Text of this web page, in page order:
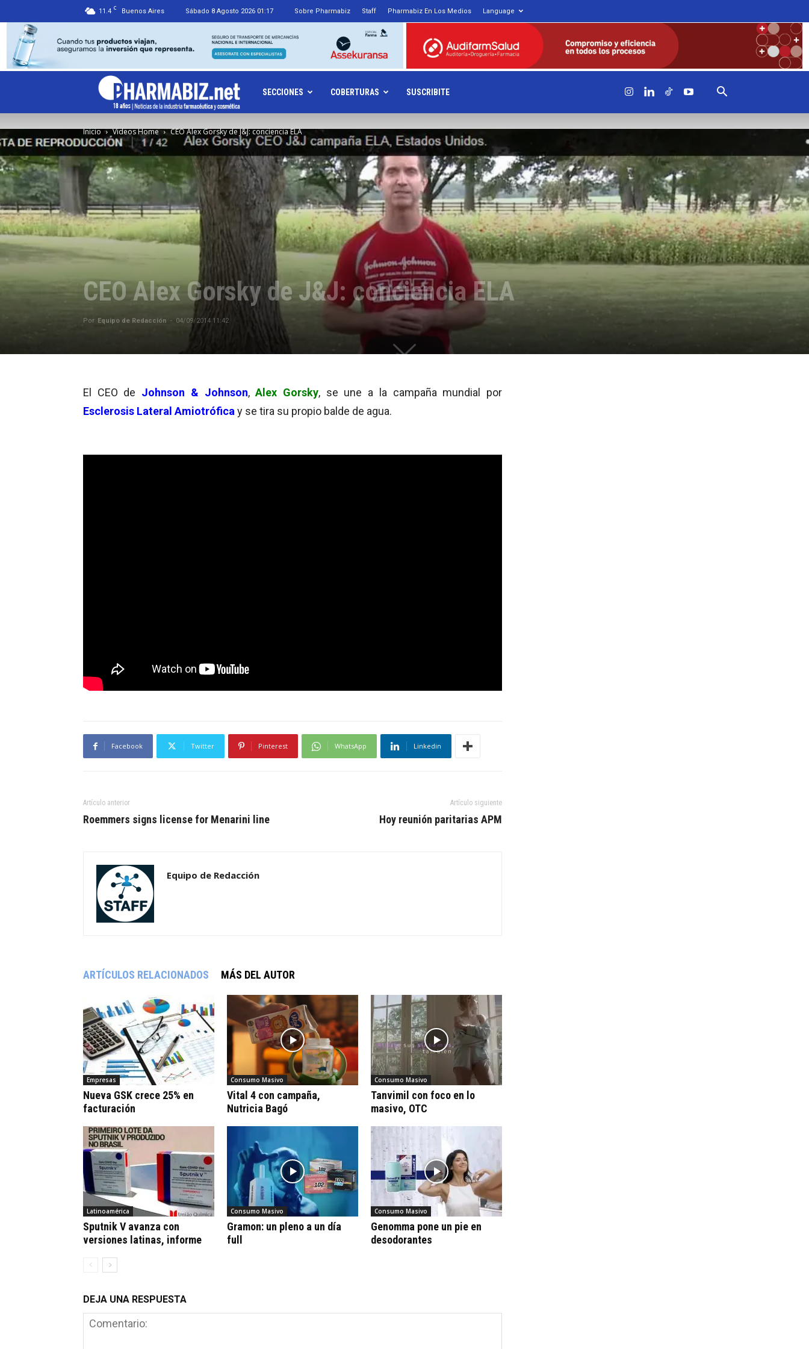
11.4 C Buenos Aires Sábado 8 Agosto 2026 01:17 Sobre Pharmabiz Staff Pharmabiz En Los Medios Language
Pharmabiz.NET
SECCIONES COBERTURAS SUSCRIBITE
Inicio Videos Home CEO Alex Gorsky de J&J: conciencia ELA
CEO Alex Gorsky de J&J: conciencia ELA
Por Equipo de Redacción - 04/09/2014 11:42
El CEO de Johnson & Johnson,Alex Gorsky, se une a la campaña mundial por
Esclerosis Lateral Amiotrófica y se tira su propio balde de agua.
Facebook Twitter Pinterest WhatsApp Linkedin
Artículo anterior
Roemmers signs license for Menarini line
Artículo siguiente
Hoy reunión paritarias APM
Equipo de Redacción
ARTÍCULOS RELACIONADOS MÁS DEL AUTOR
Empresas
Nueva GSK crece 25% en
facturación
Consumo Masivo
Vital 4 con campaña,
Nutricia Bagó
Consumo Masivo
Tanvimil con foco en lo
masivo, OTC
Latinoamérica
Sputnik V avanza con
versiones latinas, informe
Consumo Masivo
Gramon: un pleno a un día
full
Consumo Masivo
Genomma pone un pie en
desodorantes
DEJA UNA RESPUESTA